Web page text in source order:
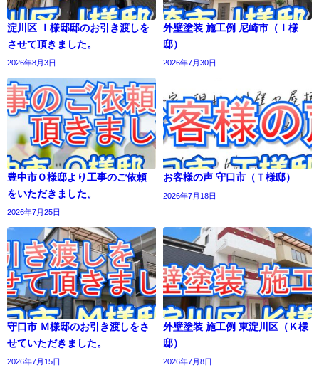
淀川区 Ｉ様邸邸のお引き渡しを
させて頂きました。
2026年8月3日
外壁塗装 施工例 尼崎市（Ｉ様
邸）
2026年7月30日
豊中市Ｏ様邸より工事のご依頼
をいただきました。
2026年7月25日
お客様の声 守口市（Ｔ様邸）
2026年7月18日
守口市 Ｍ様邸のお引き渡しをさ
せていただきました。
2026年7月15日
外壁塗装 施工例 東淀川区（Ｋ様
邸）
2026年7月8日